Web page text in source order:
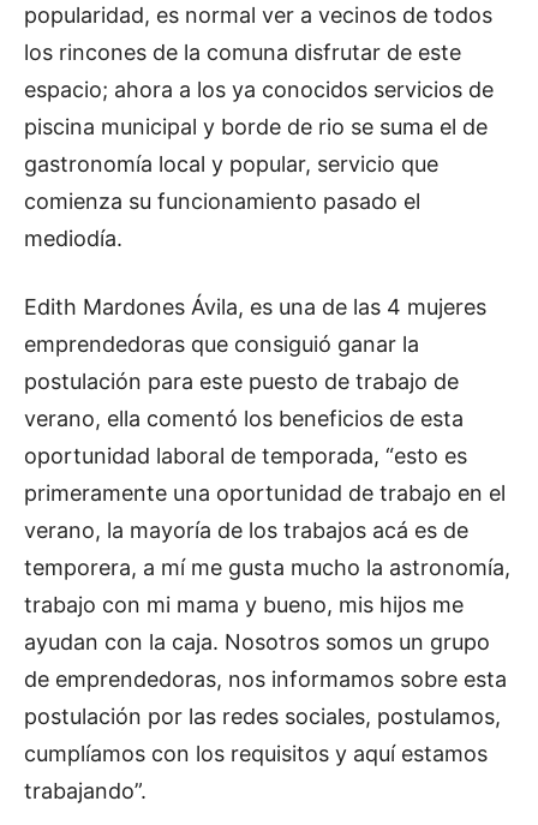
popularidad, es normal ver a vecinos de todos
los rincones de la comuna disfrutar de este
espacio; ahora a los ya conocidos servicios de
piscina municipal y borde de rio se suma el de
gastronomía local y popular, servicio que
comienza su funcionamiento pasado el
mediodía.
Edith Mardones Ávila, es una de las 4 mujeres
emprendedoras que consiguió ganar la
postulación para este puesto de trabajo de
verano, ella comentó los beneficios de esta
oportunidad laboral de temporada, “esto es
primeramente una oportunidad de trabajo en el
verano, la mayoría de los trabajos acá es de
temporera, a mí me gusta mucho la astronomía,
trabajo con mi mama y bueno, mis hijos me
ayudan con la caja. Nosotros somos un grupo
de emprendedoras, nos informamos sobre esta
postulación por las redes sociales, postulamos,
cumplíamos con los requisitos y aquí estamos
trabajando”.